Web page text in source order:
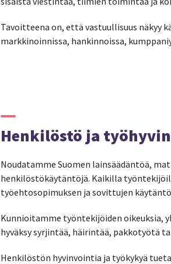
Tavoitteena on, että vastuullisuus näkyy
markkinoinnissa, hankinnoissa,
Henkilöstö ja
Noudatamme Suomen lainsäädäntöä,
henkilöstökäytäntöjä. Kaikilla
työehtosopimuksen ja sovittujen
Kunnioitamme työntekijöiden oikeuksia,
hyväksy syrjintää, häirintää, pakkotyötä
Henkilöstön hyvinvointia ja työkykyä